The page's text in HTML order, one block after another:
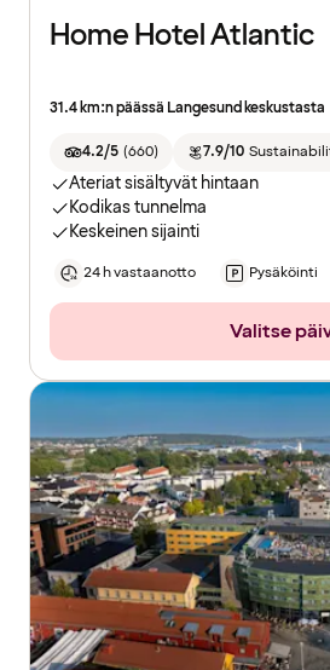
Home Hotel Atlantic
31.4 km:n päässä Langesund keskustasta
4.2/5 (660) 7.9/10
Ateriat sisältyvät hintaan
Kodikas tunnelma
Keskeinen sijainti
24 h vastaanotto Pysäköinti
Valitse